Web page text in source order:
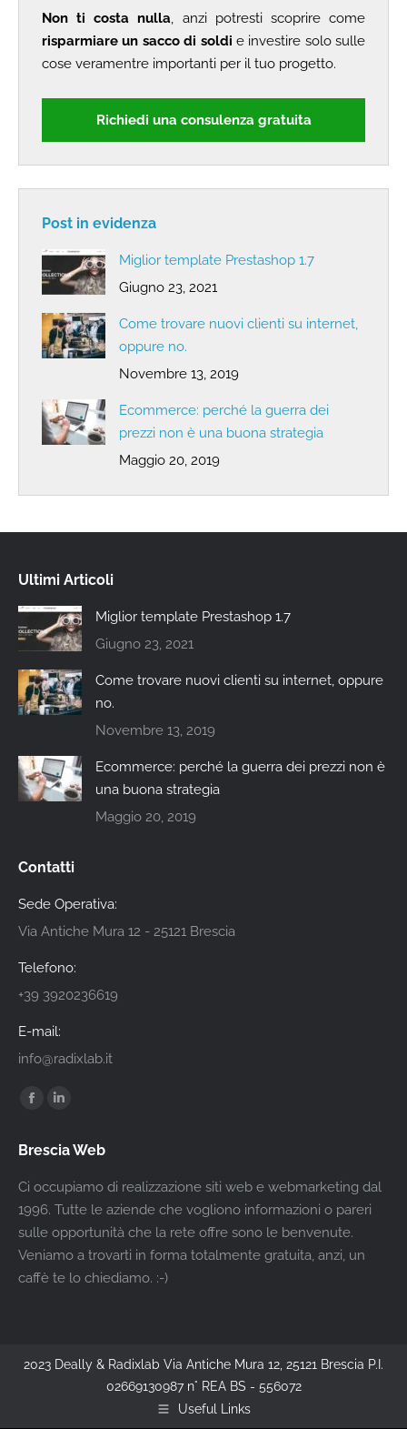
Non ti costa nulla, anzi potresti scoprire come
risparmiare un sacco di soldi e investire solo sulle
cose veramentre importanti per il tuo progetto.
Richiedi una consulenza gratuita
Post in evidenza
Miglior template Prestashop 1.7
Giugno 23, 2021
Come trovare nuovi clienti su internet,
oppure no.
Novembre 13, 2019
Ecommerce: perché la guerra dei
prezzi non è una buona strategia
Maggio 20, 2019
Ultimi Articoli
Miglior template Prestashop 1.7
Giugno 23, 2021
Come trovare nuovi clienti su internet, oppure
no.
Novembre 13, 2019
Ecommerce: perché la guerra dei prezzi non è
una buona strategia
Maggio 20, 2019
Contatti
Sede Operativa:
Via Antiche Mura 12 - 25121 Brescia
Telefono:
+39 3920236619
E-mail:
info@radixlab.it
Find us on:
opens
new
window
opens
new
window
Brescia Web
Ci occupiamo di realizzazione siti web e webmarketing dal
1996. Tutte le aziende che vogliono informazioni o pareri
sulle opportunità che la rete offre sono le benvenute.
Veniamo a trovarti in forma totalmente gratuita, anzi, un
caffè te lo chiediamo. :-)
2023 Deally & Radixlab Via Antiche Mura 12, 25121 Brescia P.I.
02669130987 n° REA BS - 556072
Useful Links